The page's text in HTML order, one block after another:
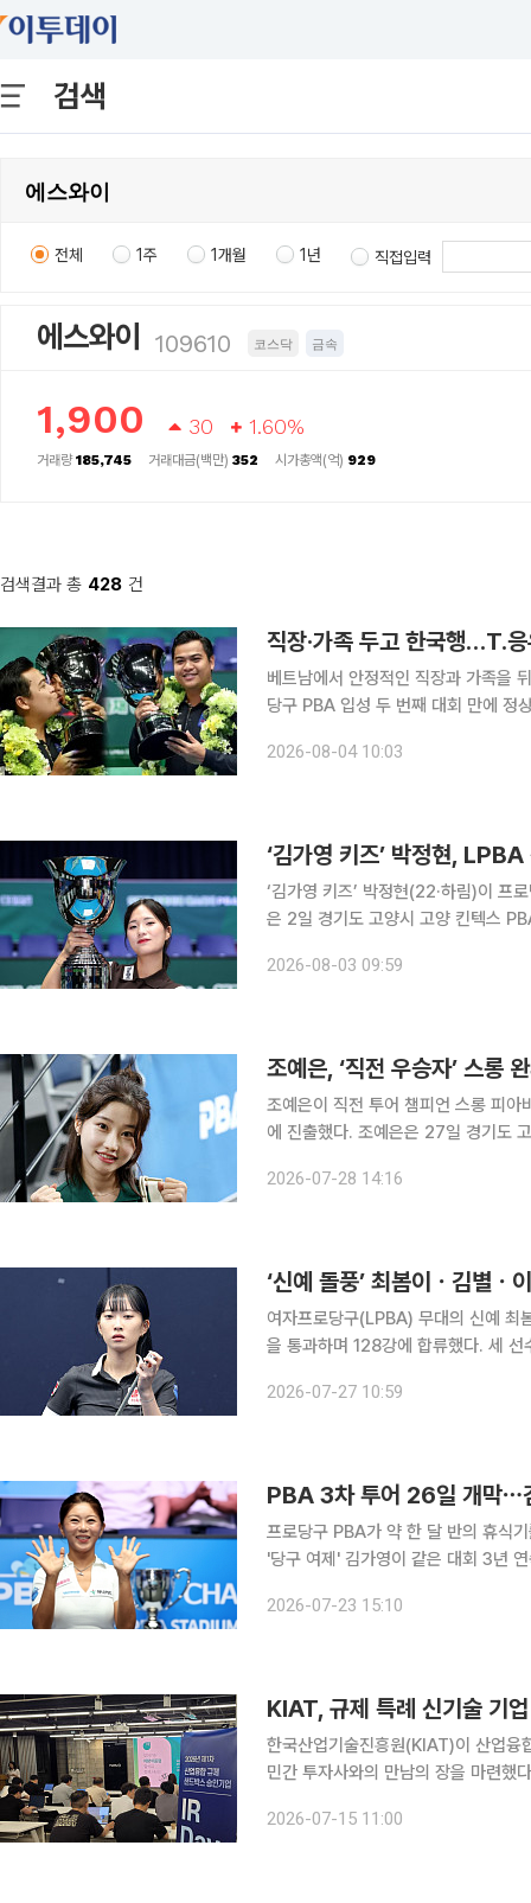
검색
전체 1주 1개월 1년 직접입력
에스와이 109610 코스닥 금속
1,900 30 1.60%
거래량185,745 거래대금(백만) 352 시가총액(억) 929
검색결과 총 428 건
직장·가족 두고 한국행…T.
베트남에서 안정적인 직장과 가족을
당구 PBA 입성 두 번째 대회 만에 정상에 올랐다. T.응우옌은 3일 경기도
PBA 결승에서 세미 사이그너(튀르키
2026-08-04 10:03
‘김가영 키즈’ 박정현,
‘김가영 키즈’ 박정현(22·하림)이 프로
은 2일 경기도 고양시 고양 킨텍스
4-11 11-5 8-11 11-4 11-2
2026-08-03 09:59
조예은, ‘직전 우승자’ 스
조예은이 직전 투어 챔피언 스롱 피
에 진출했다. 조예은은 27일 경기도 고양시 킨텍스 PBA 스타디움에서 열린 프로당구 2026-
25-12로 꺾고 32강에 올랐다. 경기
2026-07-28 14:16
‘신예 돌풍’ 최봄이ㆍ김별
여자프로당구(LPBA) 무대의 신예 최
을 통과하며 128강에 합류했다. 세 선수는 26일 경기도 고양시 킨텍스 PBA 스타디움에서 열린 프
2026-07-27 10:59
PBA 3차 투어 26일 개막⋯
프로당구 PBA가 약 한 달 반의 휴식
'당구 여제' 김가영이 같은 대회 3년 연속 우승에 도전한다.
경기 고양시 킨텍스 PBA 스타디움에
2026-07-23 15:10
KIAT, 규제 특례 신기술 기
한국산업기술진흥원(KIAT)이 산업융
민간 투자사와의 만남의 장을 마련했다. KIAT는 14일 서울 마루180에서 ‘2026년 제1차 산
이번 행사는 산업통상부가 주관하고
2026-07-15 11:00